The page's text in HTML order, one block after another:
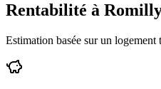
Rentabilité à
Estimation basée sur un logement